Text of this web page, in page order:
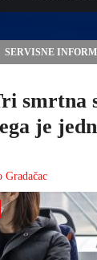
VLADA TK –
GRADAČCA
smrtna
je
Gradačac